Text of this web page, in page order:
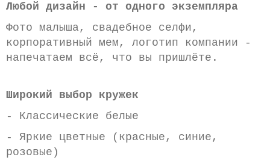
Любой дизайн - от одного экземпляра
Фото малыша, свадебное селфи,
корпоративный мем, логотип компании -
напечатаем всё, что вы пришлёте.
Широкий выбор кружек
- Классические белые
- Яркие цветные (красные, синие,
розовые)